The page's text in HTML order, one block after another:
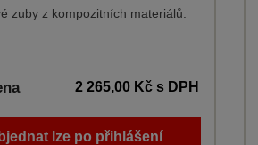
zuby z kompozitních materiálů.
2 265,00 Kč s DPH
lze po přihlášení